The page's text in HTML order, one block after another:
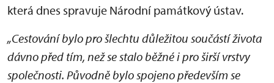
která dnes spravuje Národní památkový ústav.
„Cestování bylo pro šlechtu důležitou součástí života
dávno před tím, než se stalo běžné i pro širší vrstvy
společnosti. Původně bylo spojeno především se